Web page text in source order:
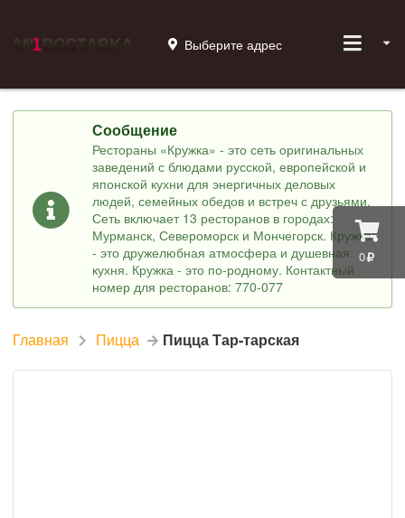
0
Выберите адрес
Сообщение
Рестораны «Кружка» - это сеть оригинальных
заведений с блюдами русской, европейской и
японской кухни для энергичных деловых
людей, семейных обедов и встреч с друзьями.
Сеть включает 13 ресторанов в городах:
Мурманск, Североморск и Мончегорск. Кружка
- это дружелюбная атмосфера и душевная
кухня. Кружка - это по-родному. Контактный
номер для ресторанов: 770-077
Главная Пицца Пицца Тар-тарская